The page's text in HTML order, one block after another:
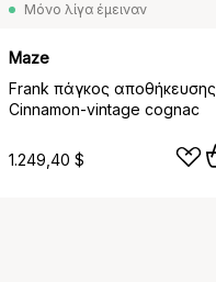
Μόνο λίγα έμειναν
Maze
Frank πάγκος αποθήκευσης,
Cinnamon-vintage cognac
1.249,40 $